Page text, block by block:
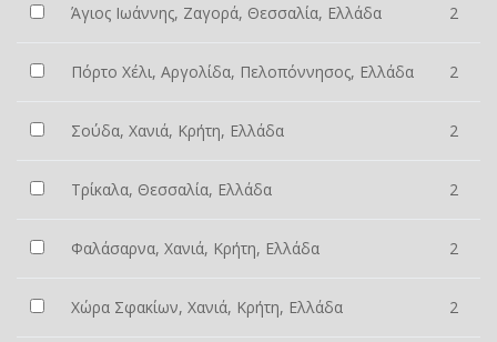
Άγιος Ιωάννης, Ζαγορά, Θεσσαλία, Ελλάδα 2
Πόρτο Χέλι, Αργολίδα, Πελοπόννησος, Ελλάδα 2
Σούδα, Χανιά, Κρήτη, Ελλάδα 2
Τρίκαλα, Θεσσαλία, Ελλάδα 2
Φαλάσαρνα, Χανιά, Κρήτη, Ελλάδα 2
Χώρα Σφακίων, Χανιά, Κρήτη, Ελλάδα 2